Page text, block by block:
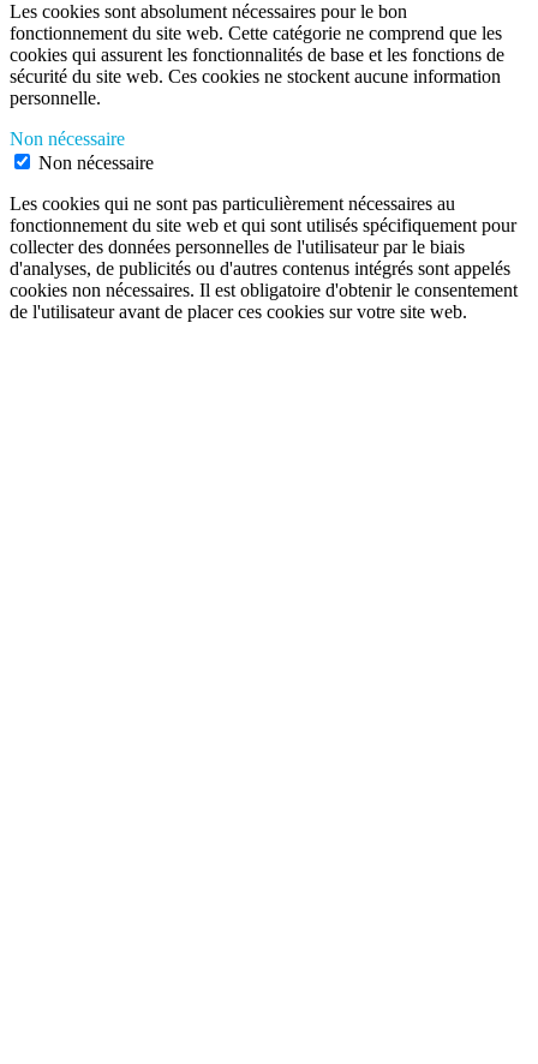
Les cookies sont absolument nécessaires pour le bon
fonctionnement du site web. Cette catégorie ne comprend que les
cookies qui assurent les fonctionnalités de base et les fonctions de
sécurité du site web. Ces cookies ne stockent aucune information
personnelle.
Non nécessaire
Non nécessaire
Les cookies qui ne sont pas particulièrement nécessaires au
fonctionnement du site web et qui sont utilisés spécifiquement pour
collecter des données personnelles de l'utilisateur par le biais
d'analyses, de publicités ou d'autres contenus intégrés sont appelés
cookies non nécessaires. Il est obligatoire d'obtenir le consentement
de l'utilisateur avant de placer ces cookies sur votre site web.